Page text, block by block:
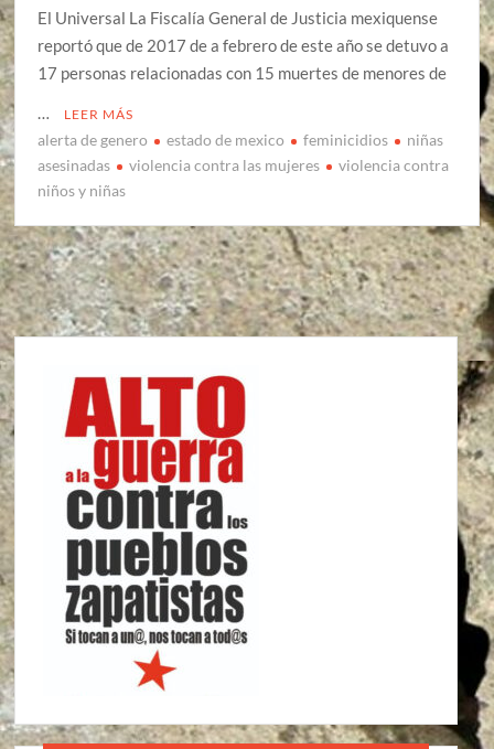
El Universal La Fiscalía General de Justicia mexiquense
reportó que de 2017 de a febrero de este año se detuvo a
17 personas relacionadas con 15 muertes de menores de
…
LEER MÁS
alerta de genero estado de mexico feminicidios
niñas
asesinadas
violencia contra las mujeres
violencia contra
niños y niñas